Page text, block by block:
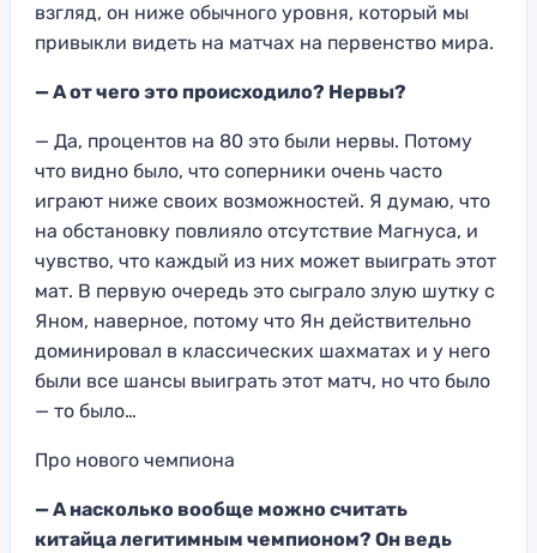
взгляд, он ниже обычного уровня, который мы
привыкли видеть на матчах на первенство мира.
—А от чего это происходило? Нервы?
— Да, процентов на 80 это были нервы. Потому
что видно было, что соперники очень часто
играют ниже своих возможностей. Я думаю, что
на обстановку повлияло отсутствие Магнуса, и
чувство, что каждый из них может выиграть этот
мат. В первую очередь это сыграло злую шутку с
Яном, наверное, потому что Ян действительно
доминировал в классических шахматах и у него
были все шансы выиграть этот матч, но что было
— то было…
Про нового чемпиона
— А насколько вообще можно считать
китайцалегитимным чемпионом? Он ведь